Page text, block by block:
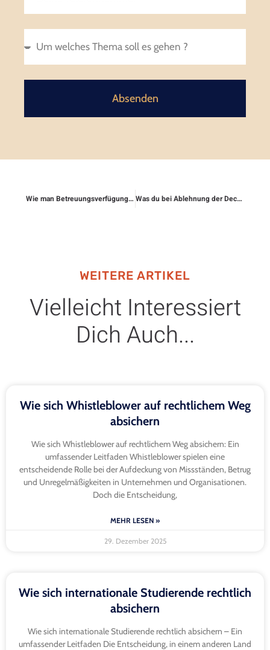
Absenden
Wie man Betreuungsverfügungen rechtlich regelt Was du bei Ablehnung der Deckung tun kannst
WEITERE ARTIKEL
Vielleicht Interessiert
Dich Auch...
Wie sich Whistleblower auf rechtlichem Weg
absichern
Wie sich Whistleblower auf rechtlichem Weg absichern: Ein
umfassender Leitfaden Whistleblower spielen eine
entscheidende Rolle bei der Aufdeckung von Missständen, Betrug
und Unregelmäßigkeiten in Unternehmen und Organisationen.
Doch die Entscheidung,
MEHR LESEN »
29. Dezember 2025
Wie sich internationale Studierende rechtlich
absichern
Wie sich internationale Studierende rechtlich absichern – Ein
umfassender Leitfaden Die Entscheidung, in einem anderen Land